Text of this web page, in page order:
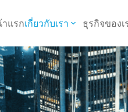
แรกเกี่ยวกับเรา ธุรกิจของเ